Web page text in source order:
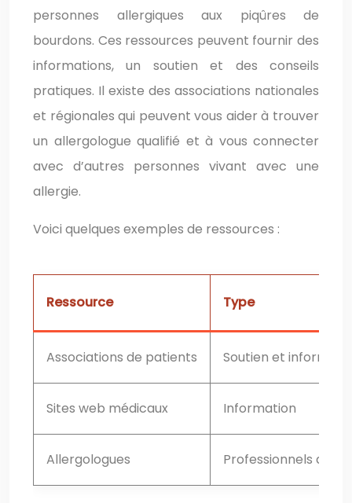
personnes allergiques aux piqûres de
bourdons. Ces ressources peuvent fournir des
informations, un soutien et des conseils
pratiques. Il existe des associations nationales
et régionales qui peuvent vous aider à trouver
un allergologue qualifié et à vous connecter
avec d’autres personnes vivant avec une
allergie.
Voici quelques exemples de ressources :
Ressource Type
Associations de patients Soutien et
Sites web médicaux Information
Allergologues Professionnels de